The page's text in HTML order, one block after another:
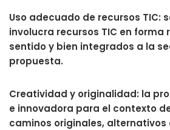
Uso adecuado de recursos TIC:
involucra recursos TIC en forma
sentido y bien integrados a la
propuesta.
Creatividad y originalidad: la
e innovadora para el contexto
caminos originales,